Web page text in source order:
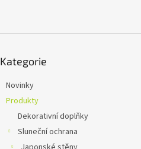
kategorie
Kategorie
Novinky
Produkty
Dekorativní doplňky
Sluneční ochrana